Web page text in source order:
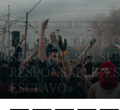
Entrevista Obsesiones Ingeniería Social
“QUIEN TE DICE
SER LIBRE SIN
RESPONSABLE,
ESCLAVO»